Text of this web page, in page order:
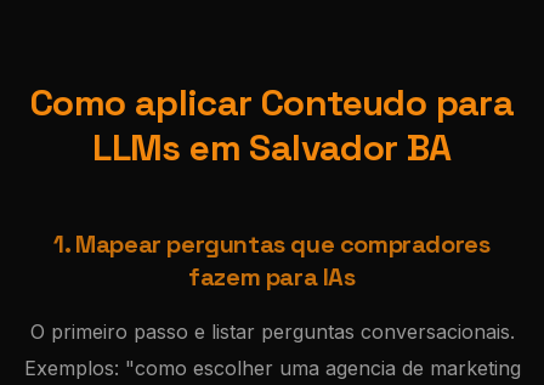
Como aplicar Conteudo para
LLMs em Salvador BA
1. Mapear perguntas que compradores
fazem para IAs
O primeiro passo e listar perguntas conversacionais.
Exemplos: "como escolher uma agencia de marketing